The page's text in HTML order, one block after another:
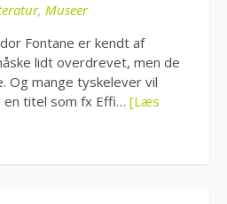
, Museer
Fontane er kendt af
lidt overdrevet, men de
Og mange tyskelever vil
en titel som fx Effi… [Læs